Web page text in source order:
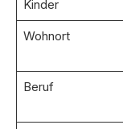
Kinder
Wohnort
Beruf